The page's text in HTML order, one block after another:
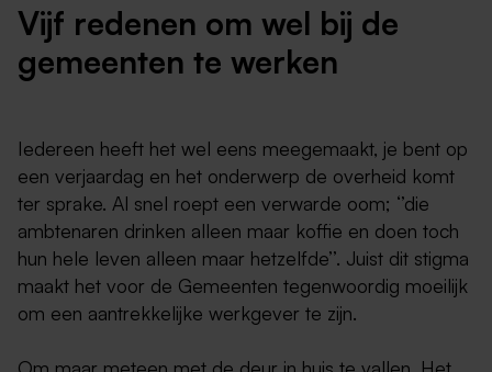
Vijf redenen om wel bij de
gemeenten te werken
Iedereen heeft het wel eens meegemaakt, je bent op
een verjaardag en het onderwerp de overheid komt
ter sprake. Al snel roept een verwarde oom; ‘’die
ambtenaren drinken alleen maar koffie en doen toch
hun hele leven alleen maar hetzelfde’’. Juist dit stigma
maakt het voor de Gemeenten tegenwoordig moeilijk
om een aantrekkelijke werkgever te zijn.